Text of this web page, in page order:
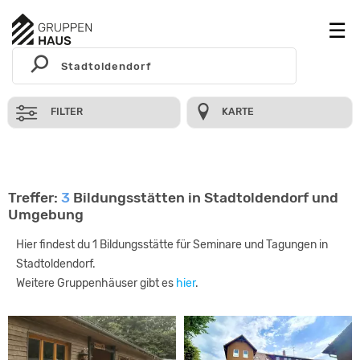
FILTER KARTE
Treffer: 3 Bildungsstätten in Stadtoldendorf und
Umgebung
Hier findest du 1 Bildungsstätte für Seminare und Tagungen in
Stadtoldendorf.
Weitere Gruppenhäuser gibt es hier.